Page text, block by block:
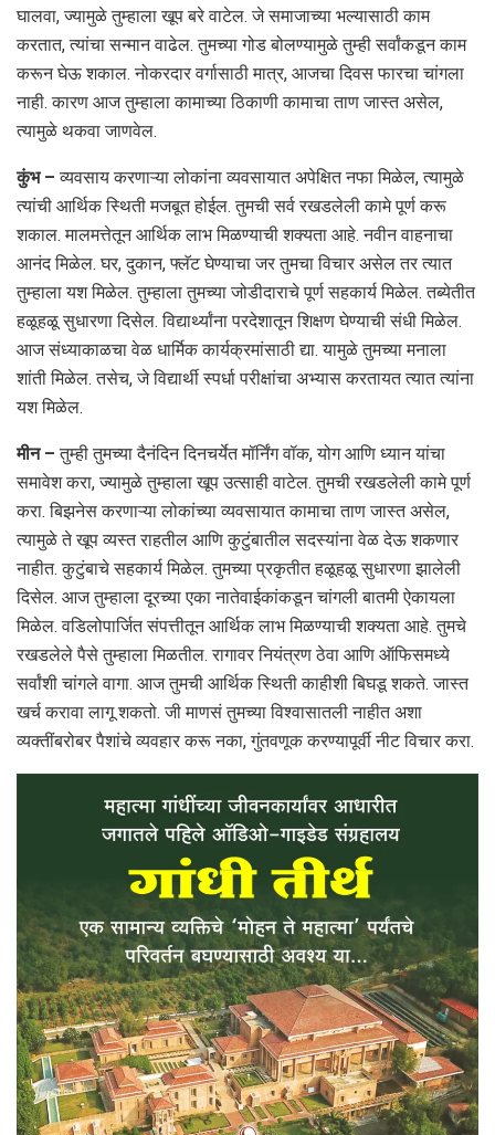
घालवा, ज्यामुळे तुम्हाला खूप बरे वाटेल. जे समाजाच्या भल्यासाठी काम
करतात, त्यांचा सन्मान वाढेल. तुमच्या गोड बोलण्यामुळे तुम्ही सर्वांकडून काम
करून घेऊ शकाल. नोकरदार वर्गासाठी मात्र, आजचा दिवस फारचा चांगला
नाही. कारण आज तुम्हाला कामाच्या ठिकाणी कामाचा ताण जास्त असेल,
त्यामुळे थकवा जाणवेल.
कुंभ – व्यवसाय करणाऱ्या लोकांना व्यवसायात अपेक्षित नफा मिळेल, त्यामुळे
त्यांची आर्थिक स्थिती मजबूत होईल. तुमची सर्व रखडलेली कामे पूर्ण करू
शकाल. मालमत्तेतून आर्थिक लाभ मिळण्याची शक्यता आहे. नवीन वाहनाचा
आनंद मिळेल. घर, दुकान, फ्लॅट घेण्याचा जर तुमचा विचार असेल तर त्यात
तुम्हाला यश मिळेल. तुम्हाला तुमच्या जोडीदाराचे पूर्ण सहकार्य मिळेल. तब्येतीत
हळूहळू सुधारणा दिसेल. विद्यार्थ्यांना परदेशातून शिक्षण घेण्याची संधी मिळेल.
आज संध्याकाळचा वेळ धार्मिक कार्यक्रमांसाठी द्या. यामुळे तुमच्या मनाला
शांती मिळेल. तसेच, जे विद्यार्थी स्पर्धा परीक्षांचा अभ्यास करतायत त्यात त्यांना
यश मिळेल.
मीन – तुम्ही तुमच्या दैनंदिन दिनचर्येत मॉर्निंग वॉक, योग आणि ध्यान यांचा
समावेश करा, ज्यामुळे तुम्हाला खूप उत्साही वाटेल. तुमची रखडलेली कामे पूर्ण
करा. बिझनेस करणाऱ्या लोकांच्या व्यवसायात कामाचा ताण जास्त असेल,
त्यामुळे ते खूप व्यस्त राहतील आणि कुटुंबातील सदस्यांना वेळ देऊ शकणार
नाहीत. कुटुंबाचे सहकार्य मिळेल. तुमच्या प्रकृतीत हळूहळू सुधारणा झालेली
दिसेल. आज तुम्हाला दूरच्या एका नातेवाईकांकडून चांगली बातमी ऐकायला
मिळेल. वडिलोपार्जित संपत्तीतून आर्थिक लाभ मिळण्याची शक्यता आहे. तुमचे
रखडलेले पैसे तुम्हाला मिळतील. रागावर नियंत्रण ठेवा आणि ऑफिसमध्ये
सर्वांशी चांगले वागा. आज तुमची आर्थिक स्थिती काहीशी बिघडू शकते. जास्त
खर्च करावा लागू शकतो. जी माणसं तुमच्या विश्वासातली नाहीत अशा
व्यक्तींबरोबर पैशांचे व्यवहार करू नका, गुंतवणूक करण्यापूर्वी नीट विचार करा.